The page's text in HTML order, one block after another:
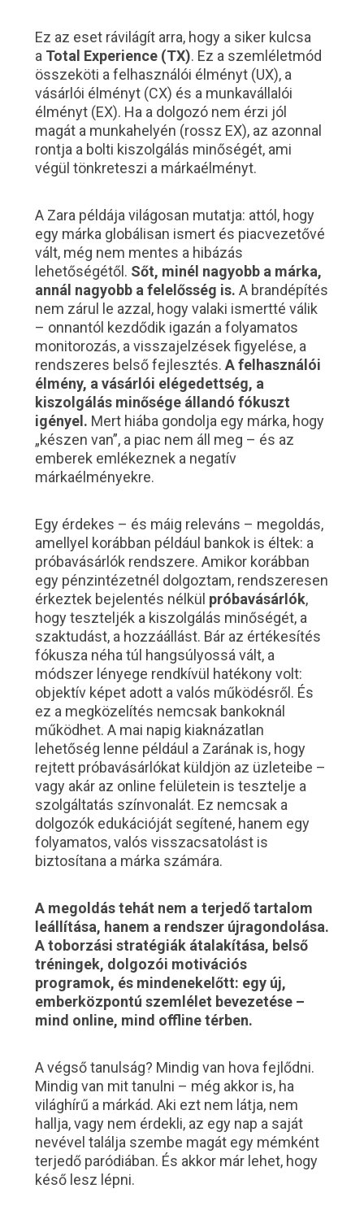
Ez az eset rávilágít arra, hogy a siker kulcsa
a Total Experience (TX). Ez a szemléletmód
összeköti a felhasználói élményt (UX), a
vásárlói élményt (CX) és a munkavállalói
élményt (EX). Ha a dolgozó nem érzi jól
magát a munkahelyén (rossz EX), az azonnal
rontja a bolti kiszolgálás minőségét, ami
végül tönkreteszi a márkaélményt.
A Zara példája világosan mutatja: attól, hogy
egy márka globálisan ismert és piacvezetővé
vált, még nem mentes a hibázás
lehetőségétől. Sőt, minél nagyobb a márka,
annál nagyobb a felelősség is. A brandépítés
nem zárul le azzal, hogy valaki ismertté válik
– onnantól kezdődik igazán a folyamatos
monitorozás, a visszajelzések figyelése, a
rendszeres belső fejlesztés. A felhasználói
élmény, a vásárlói elégedettség, a
kiszolgálás minősége állandó fókuszt
igényel. Mert hiába gondolja egy márka, hogy
„készen van”, a piac nem áll meg – és az
emberek emlékeznek a negatív
márkaélményekre.
Egy érdekes – és máig releváns – megoldás,
amellyel korábban például bankok is éltek: a
próbavásárlók rendszere. Amikor korábban
egy pénzintézetnél dolgoztam, rendszeresen
érkeztek bejelentés nélkül próbavásárlók,
hogy teszteljék a kiszolgálás minőségét, a
szaktudást, a hozzáállást. Bár az értékesítés
fókusza néha túl hangsúlyossá vált, a
módszer lényege rendkívül hatékony volt:
objektív képet adott a valós működésről. És
ez a megközelítés nemcsak bankoknál
működhet. A mai napig kiaknázatlan
lehetőség lenne például a Zarának is, hogy
rejtett próbavásárlókat küldjön az üzleteibe –
vagy akár az online felületein is tesztelje a
szolgáltatás színvonalát. Ez nemcsak a
dolgozók edukációját segítené, hanem egy
folyamatos, valós visszacsatolást is
biztosítana a márka számára.
A megoldás tehát nem a terjedő tartalom
leállítása, hanem a rendszer újragondolása.
A toborzási stratégiák átalakítása, belső
tréningek, dolgozói motivációs
programok, és mindenekelőtt: egy új,
emberközpontú szemlélet bevezetése –
mind online, mind offline térben.
A végső tanulság? Mindig van hova fejlődni.
Mindig van mit tanulni – még akkor is, ha
világhírű a márkád. Aki ezt nem látja, nem
hallja, vagy nem érdekli, az egy nap a saját
nevével találja szembe magát egy mémként
terjedő paródiában. És akkor már lehet, hogy
késő lesz lépni.